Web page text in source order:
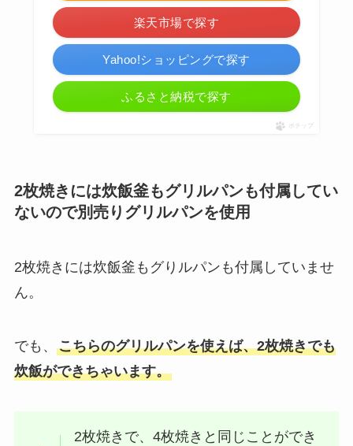
楽天市場で探す
Yahoo!ショッピングで探す
ふるさと納税で探す
ポチップ
2枚焼きには炊飯釜もグリルパンも付属してい
ないので別売りグリルパンを使用
2枚焼きには炊飯釜もグりルパンも付属していませ
ん。
でも、 こちらのグリルパンを使えば、2枚焼きでも
炊飯ができちゃいます。
2枚焼きで、4枚焼きと同じことができ